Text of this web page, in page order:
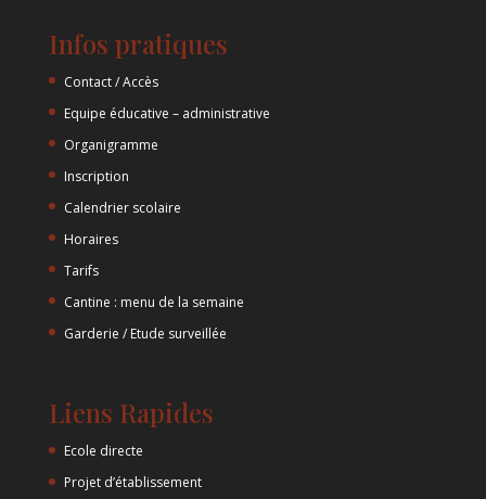
Infos pratiques
Contact / Accès
Equipe éducative – administrative
Organigramme
Inscription
Calendrier scolaire
Horaires
Tarifs
Cantine : menu de la semaine
Garderie / Etude surveillée
Liens Rapides
Ecole directe
Projet d’établissement